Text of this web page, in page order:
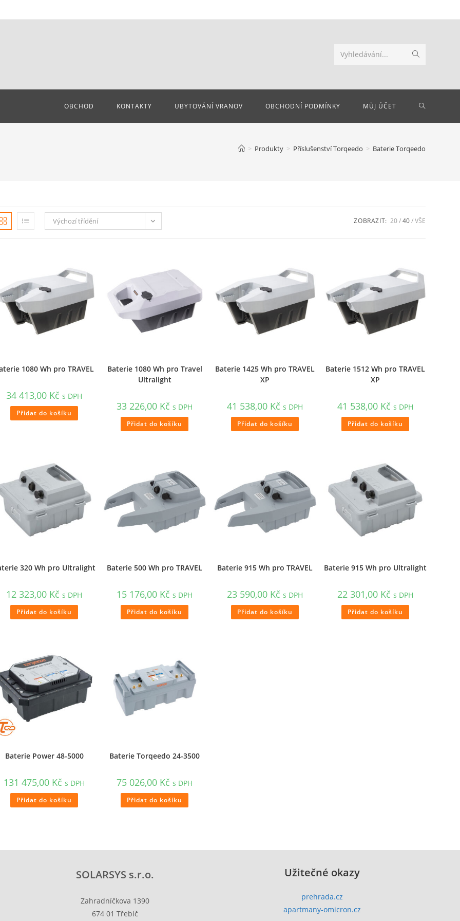
Vyhledávání... Odeslat
OBCHOD KONTAKTY UBYTOVÁNÍ VRANOV OBCHODNÍ PODMÍNKY MŮJ ÚČET PŘEPNOUT
> Produkty > Příslušenství Torqeedo > Baterie Torqeedo
Výchozí třídění ZOBRAZIT: 20 40 VŠE
1080 Wh pro TRAVEL
34 413,00 Kč s DPH
Přidat do košíku
Baterie 1080 Wh pro Travel
Ultralight
33 226,00 Kč s DPH
Přidat do košíku
Baterie 1425 Wh pro TRAVEL
XP
41 538,00 Kč s DPH
Přidat do košíku
Baterie 1512 Wh pro TRAVEL
XP
41 538,00 Kč s DPH
Přidat do košíku
320 Wh pro Ultralight
12 323,00 Kč s DPH
Přidat do košíku
Baterie 500 Wh pro TRAVEL
15 176,00 Kč s DPH
Přidat do košíku
Baterie 915 Wh pro TRAVEL
23 590,00 Kč s DPH
Přidat do košíku
Baterie 915 Wh pro Ultralight
22 301,00 Kč s DPH
Přidat do košíku
Baterie Power 48-5000
131 475,00 Kč s DPH
Přidat do košíku
Baterie Torqeedo 24-3500
75 026,00 Kč s DPH
Přidat do košíku
SOLARSYS s.r.o.
Zahradníčkova 1390
674 01 Třebíč
Užitečné okazy
prehrada.cz
apartmany-omicron.cz